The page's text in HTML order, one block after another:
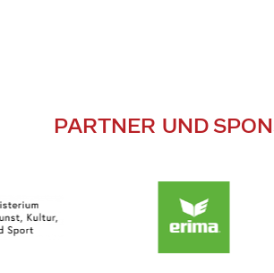
PARTNER UND